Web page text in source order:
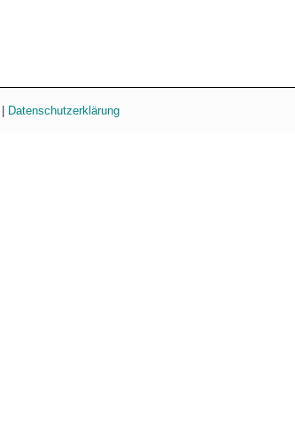
Datenschutzerklärung